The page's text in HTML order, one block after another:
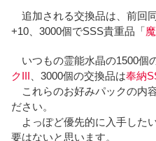
追加される交換品は、前回
+10、3000個でSSS貴重品「
いつもの霊能水晶の1500個
クIII 、3000個の交換品は奉納
これらのお好みパックの内
ださい。
よっぽど優先的に入手した
要はないと思います。